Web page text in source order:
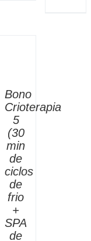
Bono
Crioterapia
5
(30
min
de
ciclos
de
frio
+
SPA
de